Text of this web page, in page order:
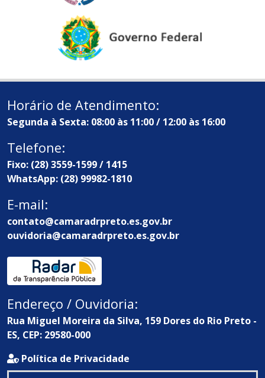
Horário de Atendimento:
Segunda à Sexta: 08:00 às 11:00 / 12:00 às 16:00
Telefone:
Fixo: (28) 3559-1599 / 1415
WhatsApp: (28) 99982-1810
E-mail:
contato@camaradrpreto.es.gov.br
ouvidoria@camaradrpreto.es.gov.br
Endereço / Ouvidoria:
Rua Miguel Moreira da Silva, 159 Dores do Rio Preto -
ES, CEP: 29580-000
Política de Privacidade